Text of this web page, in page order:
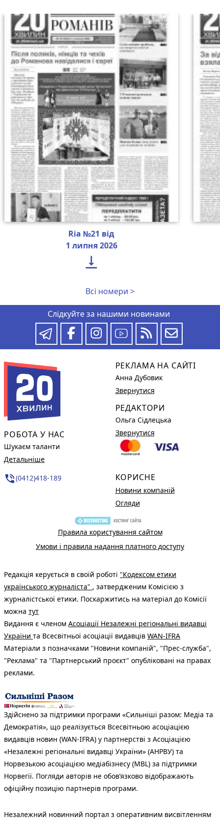
Ria №21 від
1 липня 2026

Всі номери >
Слідкуйте за нашими новинами
РОБОТА У НАС
Шукаєм таланти
Детальніше
phone_in_talk(0412)418-189
РЕКЛАМА НА САЙТІ
Анна Дубовик
Звернутися
РЕДАКТОРИ
Ольга Сідлецька
Звернутися
КОРИСНЕ
Новини компаній
Огляди
Правила користування сайтом
Умови і правила надання платного доступу
Редакція керується в своїй роботі "Кодексом етики
українського журналіста" , затвердженим Комісією з
журналістської етики. Поскаржитись на матеріал до Комісії
можна тут
Видання є членом Асоціації Незалежні регіональні видавці
України та Всесвітньої асоціації видавців WAN-IFRA
Матеріали з позначками "Новини компаній", "Прес-служба",
"Реклама" та "Партнерський проєкт" опубліковані на правах
реклами.
Здійснено за підтримки програми «Сильніші разом: Медіа та
Демократія», що реалізується Всесвітньою асоціацією
видавців новин (WAN-IFRA) у партнерстві з Асоціацією
«Незалежні регіональні видавці України» (АНРВУ) та
Норвезькою асоціацією медіабізнесу (MBL) за підтримки
Норвегії. Погляди авторів не обов’язково відображають
офіційну позицію партнерів програми.
Незалежний новинний портал з оперативним висвітленням